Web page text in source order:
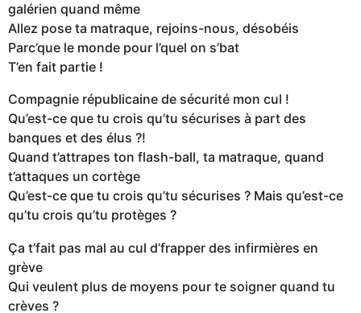
galérien quand même
Allez pose ta matraque, rejoins-nous, désobéis
Parc’que le monde pour l’quel on s’bat
T’en fait partie !
Compagnie républicaine de sécurité mon cul !
Qu’est-ce que tu crois qu’tu sécurises à part des
banques et des élus ?!
Quand t’attrapes ton flash-ball, ta matraque, quand
t’attaques un cortège
Qu’est-ce que tu crois qu’tu sécurises ? Mais qu’est-ce
qu’tu crois qu’tu protèges ?
Ça t’fait pas mal au cul d’frapper des infirmières en
grève
Qui veulent plus de moyens pour te soigner quand tu
crèves ?